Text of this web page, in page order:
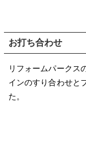
お打ち合わせ
リフォームパークス
インのすり合わせと
た。